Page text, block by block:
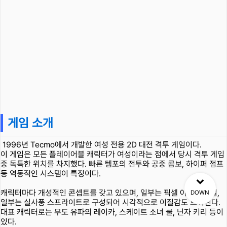
게임 소개
1996년 Tecmo에서 개발한 여성 전용 2D 대전 격투 게임이다.
이 게임은 모든 플레이어블 캐릭터가 여성이라는 점에서 당시 격투 게임
중 독특한 위치를 차지했다. 빠른 템포의 전투와 공중 콤보, 하이퍼 점프
등 역동적인 시스템이 특징이다.
캐릭터마다 개성적인 콘셉트를 갖고 있으며, 일부는 픽셀 아트 스타일,
일부는 실사풍 스프라이트로 구성되어 시각적으로 이질감도 느껴진다.
대표 캐릭터로는 무도 유파의 레이카, 스케이트 소녀 쿨, 닌자 키리 등이
있다.
DOWN